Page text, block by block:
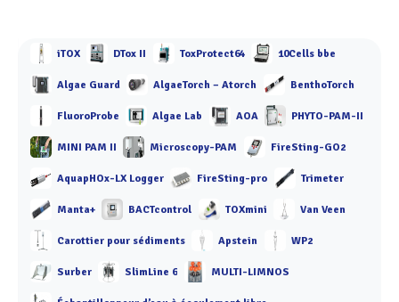
iTOX DTox II ToxProtect64 10Cells bbe
Algae Guard AlgaeTorch – Atorch BenthoTorch
FluoroProbe Algae Lab AOA PHYTO-PAM-II
MINI PAM II Microscopy-PAM FireSting-GO2
AquapHOx-LX Logger FireSting-pro Trimeter
Manta+ BACTcontrol TOXmini Van Veen
Carottier pour sédiments Apstein WP2
Surber SlimLine 6 MULTI-LIMNOS